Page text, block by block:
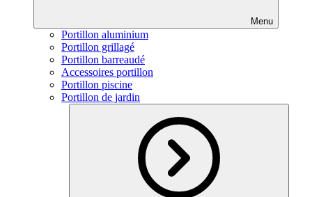
Menu
Portillon aluminium
Portillon grillagé
Portillon barreaudé
Accessoires portillon
Portillon piscine
Portillon de jardin